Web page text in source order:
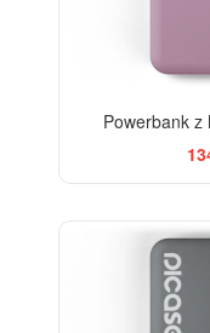
Powerbank z